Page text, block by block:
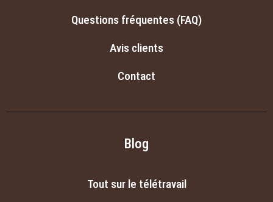
Questions fréquentes (FAQ)
Avis clients
Contact
Blog
Tout sur le télétravail